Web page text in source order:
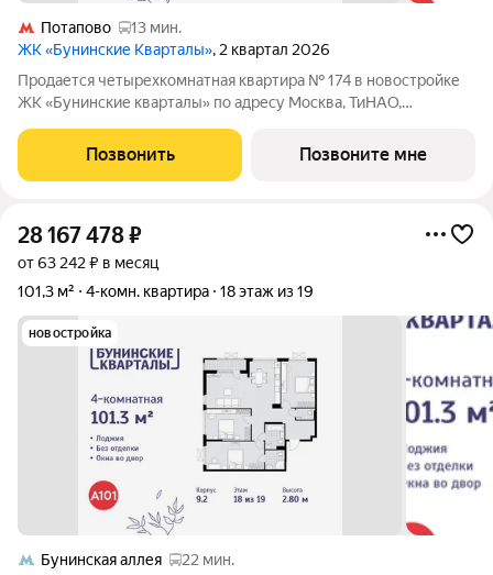
Потапово
13 мин.
ЖК «Бунинские Кварталы», 2 квартал 2026
Продается четырехкомнатная квартира № 174 в новостройке
ЖК «Бунинские кварталы» по адресу Москва, ТиНАО,
Бунинские Кварталы, 6.1, район Коммунарка, Новомосковский
административный округ, Москва. Общая
Позвонить Позвоните мне
28 167 478₽
от 63 242 ₽ в месяц
101,3 м²
4-комн. квартира 18 этаж из 19
новостройка
Бунинская аллея
22 мин.